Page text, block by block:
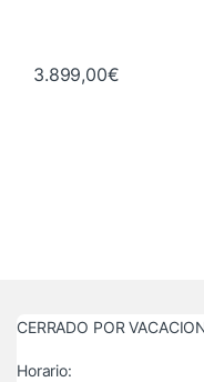
3.899,00€
CERRADO POR
Horario: